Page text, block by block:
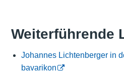
Weiterführende
Johannes Lichtenberger in
bavarikon